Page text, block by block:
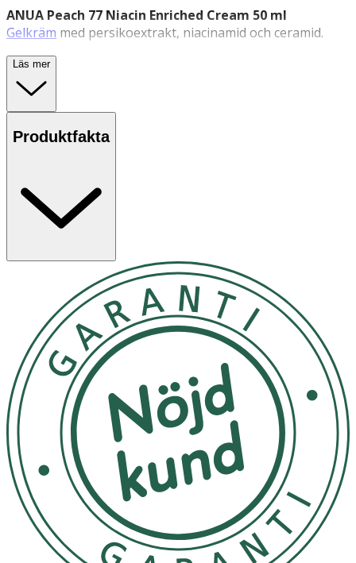
ANUA Peach 77 Niacin Enriched Cream 50 ml
Gelkräm med persikoextrakt, niacinamid och ceramid.
ANUA Peach 77 Niacin Enriched Cream är en lätt,
återfuktande
persikoextrakt som bidrar till att ge huden lyster.
Dennaansiktskräm
niacinamid, ceramid, kollagen och panthenol som
passar alla hudtyper. Kan även användas som nattmask
vid behov.
Egenskaper
· Innehåller 77 % fermenterat persikoextrakt
· Med niacinamid, ceramid, kollagen och panthenol
· Återfuktar, mjukgör och ger huden lyster
· Lätt geltextur med fruktig doft
· Passar alla hudtyper
Användning
· Applicera morgon och kväll efter ampull eller serum.
· Fördela jämnt över ansikte och hals och badda
försiktigt in med fingertopparna.
· Tips: Använd ett generöst lager som nattmask 1
gång/vecka vid behov.
Läs mer
Produktfakta